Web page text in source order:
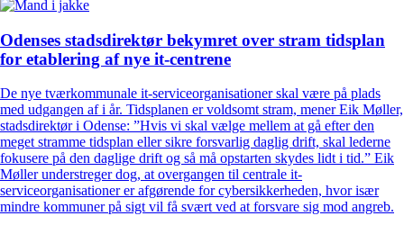
Odenses stadsdirektør bekymret over stram tidsplan
for etablering af nye it-centrene
De nye tværkommunale it-serviceorganisationer skal være på plads
med udgangen af i år. Tidsplanen er voldsomt stram, mener Eik Møller,
stadsdirektør i Odense: ”Hvis vi skal vælge mellem at gå efter den
meget stramme tidsplan eller sikre forsvarlig daglig drift, skal lederne
fokusere på den daglige drift og så må opstarten skydes lidt i tid.” Eik
Møller understreger dog, at overgangen til centrale it-
serviceorganisationer er afgørende for cybersikkerheden, hvor især
mindre kommuner på sigt vil få svært ved at forsvare sig mod angreb.